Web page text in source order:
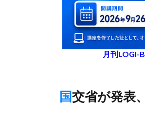
月刊LOGI-
国交省が発